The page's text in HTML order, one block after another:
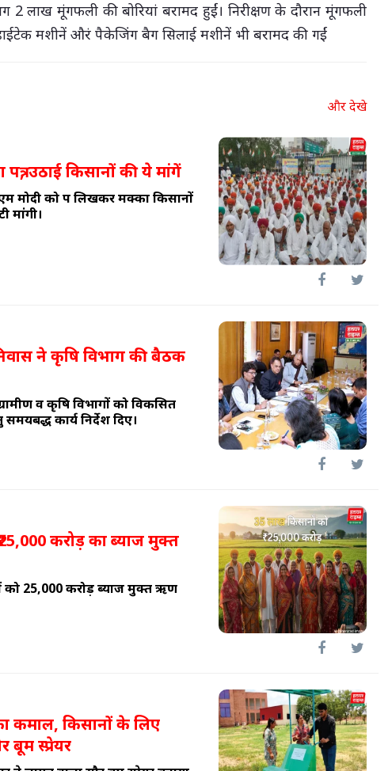
2 लाख मूंगफली की बोरियां बरामद हुईं। निरीक्षण के दौरान मूंगफली
मशीनें औरं पैकेजिंग बैग सिलाई मशीनें भी बरामद की गईं
और देखे
उठाई किसानों की ये मांगें
मोदी को पत्र लिखकर मक्का किसानों
मांगी।
ने कृषि विभाग की बैठक
व कृषि विभागों को विकसित
कार्य निर्देश दिए।
करोड़ का ब्याज मुक्त
₹25,000 करोड़ ब्याज मुक्त ऋण
कमाल, किसानों के लिए
बूम स्प्रेयर